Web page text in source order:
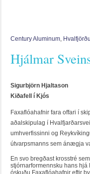
Century Aluminum,
Hjálmar
Sigurbjörn Hjaltason
Kiðafell í Kjós
Faxaflóahafnir fara offari í
aðalskipulag í
umhverfissinni og
útvarpsmanns sem ánægja
En svo bregðast krosstré
stjórnarformennsku hans hjá
óskuðu Faxaflóahafnir eftir